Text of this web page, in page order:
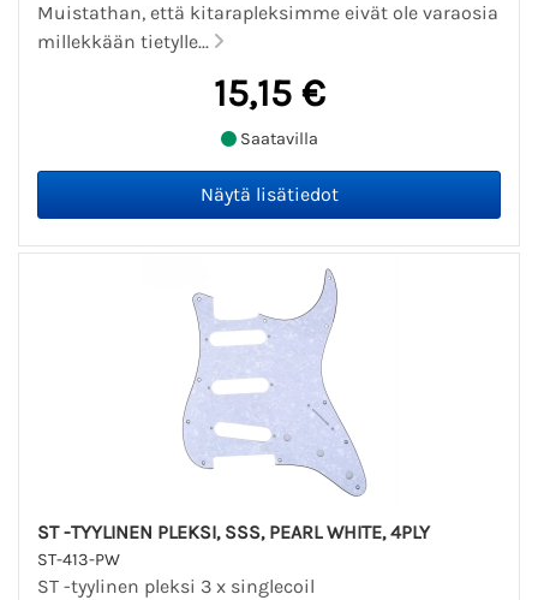
Muistathan, että kitarapleksimme eivät ole varaosia
millekkään tietylle...
15,15 €
Saatavilla
ST -TYYLINEN PLEKSI, SSS, PEARL WHITE, 4PLY
ST-413-PW
ST -tyylinen pleksi 3 x singlecoil